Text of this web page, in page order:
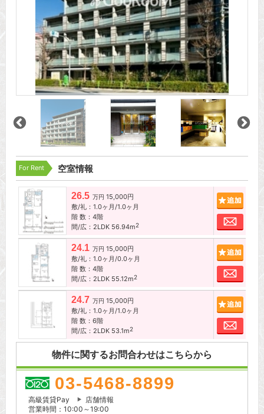
For Rent 空室情報
26.5 万円 15,000円
敷/礼：1.0ヶ月/1.0ヶ月
階 数：4階
間/広：2LDK 56.94m2
お問
24.1 万円 15,000円
敷/礼：1.0ヶ月/0.0ヶ月
階 数：4階
間/広：2LDK 55.12m2
お問
24.7 万円 15,000円
敷/礼：1.0ヶ月/1.0ヶ月
階 数：6階
間/広：2LDK 53.1m2
お問
物件に関するお問合わせはこちらから
03-5468-8899
高級賃貸Pay
店舗情報
営業時間：10:00～19:00